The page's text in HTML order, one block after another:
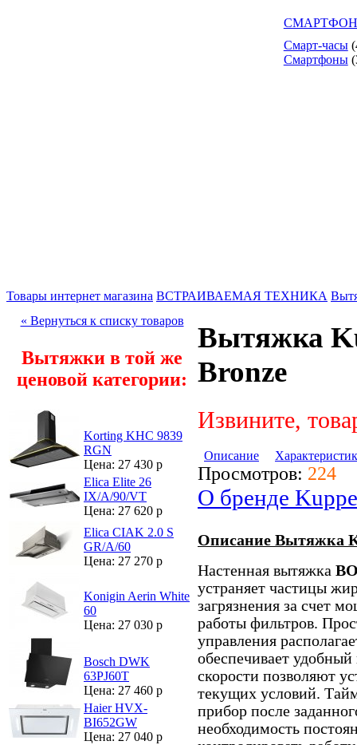
Смарт-часы
Смартфоны
Товары интернет магазина ВСТРАИВАЕМАЯ ТЕХНИКА
« Вернуться к списку товаров
Вытяжки в той же
ценовой категории:
Korting KHC 9839
RGN
Цена: 27 430 р
Elica Elite 26
IX/A/90/VT
Цена: 27 620 р
Elica CIAK 2.0 S
GR/A/60
Цена: 27 270 р
Konigin Aerin White
60
Цена: 27 030 р
Bosch DWK
63PJ60T
Цена: 27 460 р
Haier HVX-
BI652GW
Цена: 27 040 р
Вытяжка
Bronze
Извините,
Описание
Просмотров: 224
О бренде
Описание Вытяжка
Настенная вытяжка
устраняет частицы
загрязнения за счет
работы фильтров.
управления
обеспечивает
скорости позволяют
текущих условий.
прибор после
необходимость